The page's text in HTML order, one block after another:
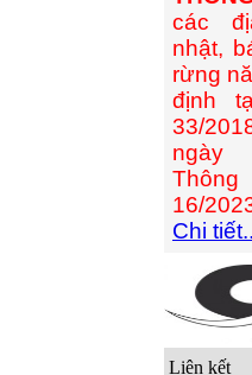
các
nhật,
rừng
định
33/
ngày
16/
Chi
Liên kết